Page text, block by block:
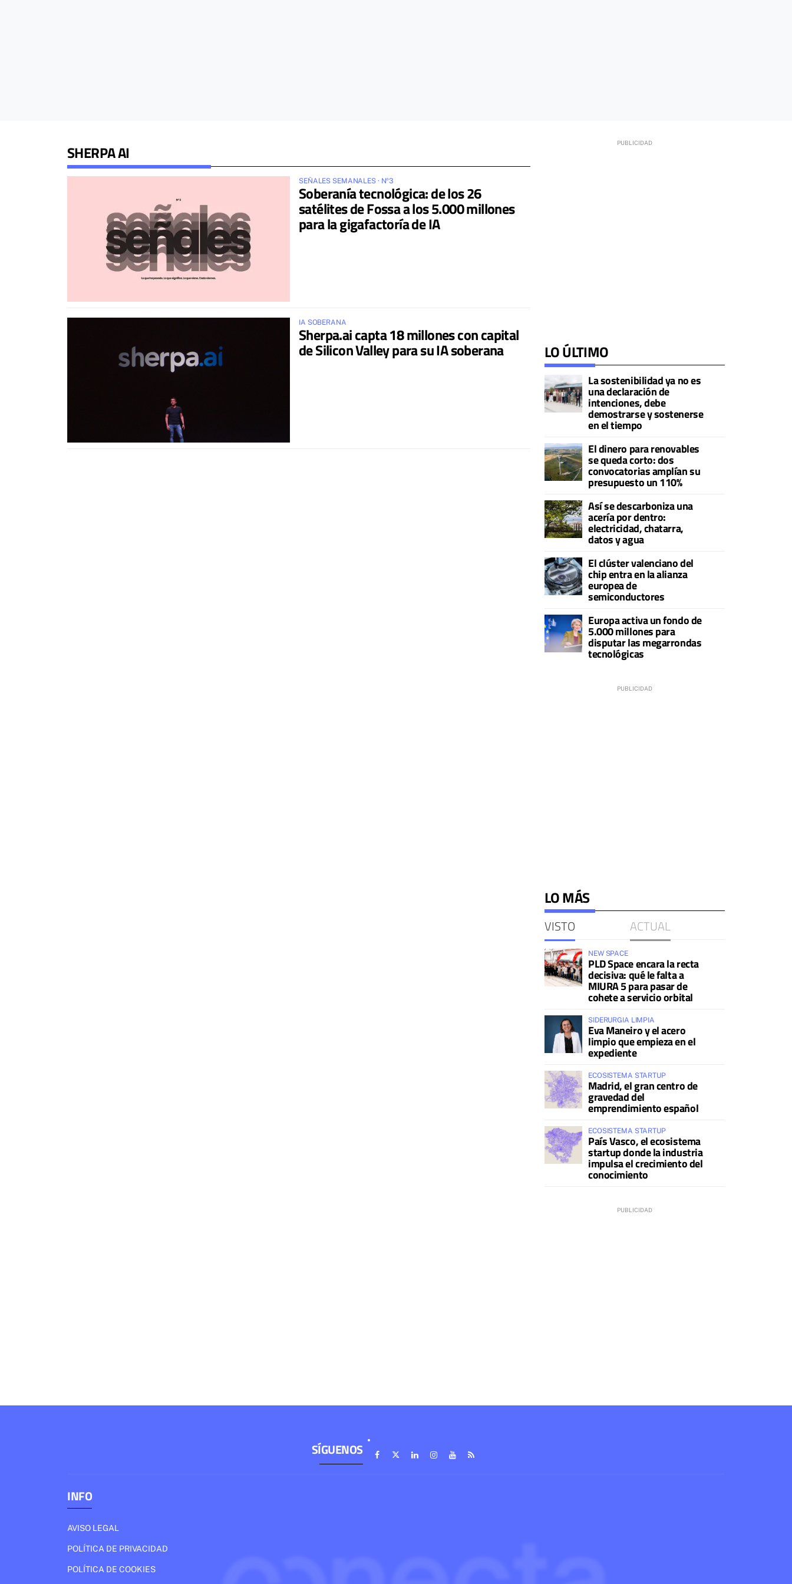
SHERPA AI
SEÑALES SEMANALES · Nº3
Soberanía tecnológica: de los 26
satélites de Fossa a los 5.000 millones
para la gigafactoría de IA
IA SOBERANA
Sherpa.ai capta 18 millones con capital
de Silicon Valley para su IA soberana LO ÚLTIMO
La sostenibilidad ya no es
una declaración de
intenciones, debe
demostrarse y sostenerse
en el tiempo
El dinero para renovables
se queda corto: dos
convocatorias amplían su
presupuesto un 110%
Así se descarboniza una
acería por dentro:
electricidad, chatarra,
datos y agua
El clúster valenciano del
chip entra en la alianza
europea de
semiconductores
Europa activa un fondo de
5.000 millones para
disputar las megarrondas
tecnológicas
LO MÁS
VISTO ACTUAL
NEW SPACE
PLD Space encara la recta
decisiva: qué le falta a
MIURA 5 para pasar de
cohete a servicio orbital
SIDERURGIA LIMPIA
Eva Maneiro y el acero
limpio que empieza en el
expediente
ECOSISTEMA STARTUP
Madrid, el gran centro de
gravedad del
emprendimiento español
ECOSISTEMA STARTUP
País Vasco, el ecosistema
startup donde la industria
impulsa el crecimiento del
conocimiento
SÍGUENOS
INFO
AVISO LEGAL
POLÍTICA DE PRIVACIDAD
POLÍTICA DE COOKIES